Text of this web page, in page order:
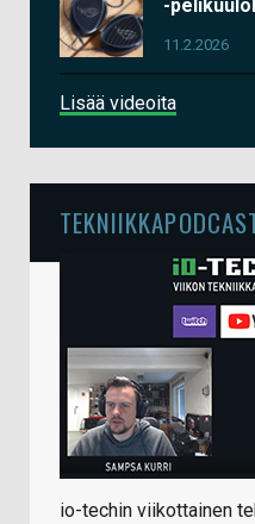
-
11.2.2026
Lisää videoita
io-techin viikottainen